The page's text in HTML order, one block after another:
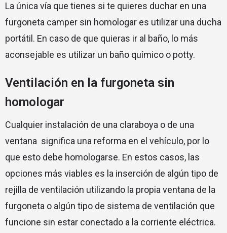
La única vía que tienes si te quieres duchar en una
furgoneta camper sin homologar es utilizar una ducha
portátil. En caso de que quieras ir al baño, lo más
aconsejable es utilizar un baño químico o potty.
Ventilación en la furgoneta sin
homologar
Cualquier instalación de una claraboya o de una
ventana significa una reforma en el vehículo, por lo
que esto debe homologarse. En estos casos, las
opciones más viables es la inserción de algún tipo de
rejilla de ventilación utilizando la propia ventana de la
furgoneta o algún tipo de sistema de ventilación que
funcione sin estar conectado a la corriente eléctrica.